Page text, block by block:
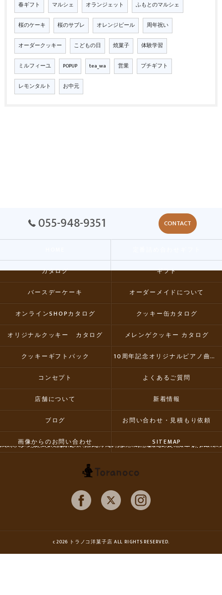
春ギフト マルシェ オランジェット ふもとのマルシェ
桜のケーキ 桜のサブレ オレンジピール 周年祝い
オーダークッキー こどもの日 焼菓子 体験学習
ミルフィーユ POPUP tea_wa 営業 プチギフト
レモンタルト お中元
055-948-9351 CONTACT
カタログ ギフト
バースデーケーキ オーダーメイドについて
オンラインSHOPカタログ クッキー缶カタログ
オリジナルクッキー カタログ メレンゲクッキー カタログ
クッキーギフトパック 10周年記念オリジナルピアノ曲集CD
コンセプト よくあるご質問
店舗について 新着情報
ブログ お問い合わせ・見積もり依頼
画像からのお問い合わせ SITEMAP
c 2026 トラノコ洋菓子店 ALL RIGHTS RESERVED.